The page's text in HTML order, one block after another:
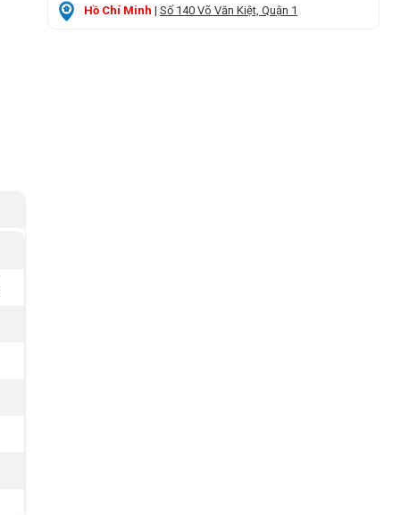
Hồ Chí Minh | Số 140 Võ Văn Kiệt, Quận 1